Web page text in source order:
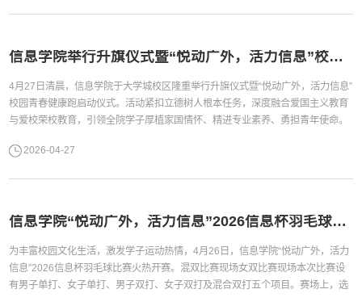
信息学院举行升旗仪式暨“悦动广外，活力信息”校园青春健康跑启动仪式
4月27日清晨，信息学院于大学城校区隆重举行升旗仪式暨“悦动广外，活力信息”
校园青春健康跑启动仪式。活动紧扣立德树人根本任务，深度融合爱国主义教育
与爱校荣校教育，引领全院学子厚植家国情怀、精进专业素养、勇担青年使命。
董婷国旗下讲话仪式现场，五星红旗迎着晨光冉冉升起，全体人员肃立注目，庄
2026-04-27
信息学院“悦动广外，活力信息”2026信息杯羽毛球比赛圆满举行
为丰富校园文化生活，激发学子运动热情，4月26日，信息学院“悦动广外，活力
信息”2026信息杯羽毛球比赛火热开赛。混双比赛现场女双比赛现场本次比赛设
有男子单打、女子单打、男子双打、女子双打及混合双打五个项目。赛场上，选